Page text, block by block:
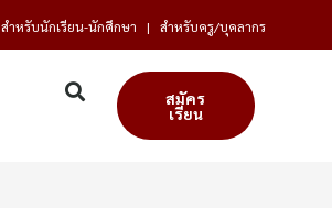
สำหรับนักเรียน-นักศึกษา | สำหรับครู/บุคลากร
สมัคร
เรียน